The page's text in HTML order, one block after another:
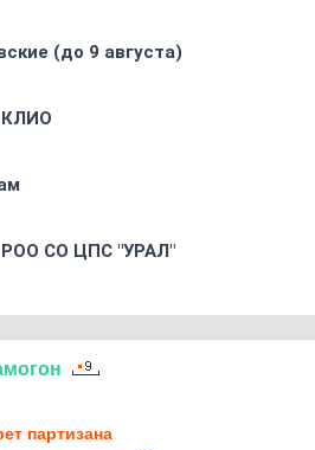
(до 9 августа)
КЛИО
CO ЦПС "УРАЛ"
партизана